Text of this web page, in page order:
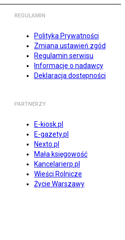
REGULAMIN
Polityka Prywatności
Zmiana ustawień zgód
Regulamin serwisu
Informacje o nadawcy
Deklaracja dostępności
PARTNERZY
E-kiosk.pl
E-gazety.pl
Nexto.pl
Mała księgowość
Kancelarierp.pl
Wieści Rolnicze
Życie Warszawy